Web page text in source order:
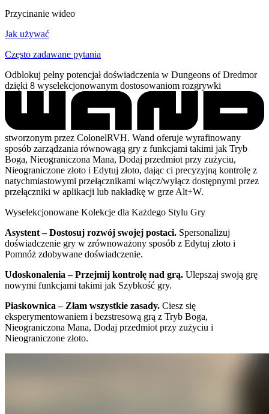
Przycinanie wideo
Jak używać
Często zadawane pytania
Odblokuj pełny potencjał doświadczenia w Dungeons of Dredmor
dzięki 8 wyselekcjonowanym dostosowaniom rozgrywki
stworzonym przez ColonelRVH. Wand oferuje wyrafinowany
sposób zarządzania równowagą gry z funkcjami takimi jak Tryb
Boga, Nieograniczona Mana, Dodaj przedmiot przy zużyciu,
Nieograniczone złoto i Edytuj złoto, dając ci precyzyjną kontrolę z
natychmiastowymi przełącznikami włącz/wyłącz dostępnymi przez
przełączniki w aplikacji lub nakładkę w grze Alt+W.
Wyselekcjonowane Kolekcje dla Każdego Stylu Gry
Asystent – Dostosuj rozwój swojej postaci. Spersonalizuj
doświadczenie gry w zrównoważony sposób z Edytuj złoto i
Pomnóż zdobywane doświadczenie.
Udoskonalenia – Przejmij kontrolę nad grą. Ulepszaj swoją grę
nowymi funkcjami takimi jak Szybkość gry.
Piaskownica – Złam wszystkie zasady. Ciesz się
eksperymentowaniem i bezstresową grą z Tryb Boga,
Nieograniczona Mana, Dodaj przedmiot przy zużyciu i
Nieograniczone złoto.